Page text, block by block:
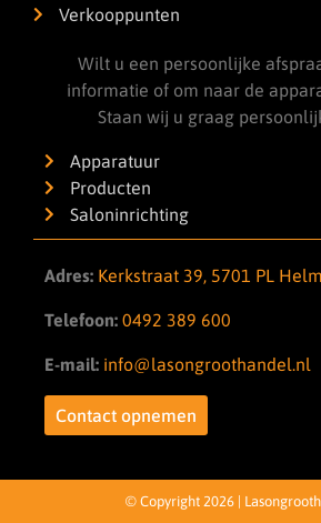
Verkooppunten
Wilt u een persoonlijke
informatie of om naar de
Staan wij u graag
Apparatuur
Producten
Saloninrichting
Adres: Kerkstraat 39, 5701 PL
Telefoon: 0492 389 600
E-mail: info@lasongroothandel.nl
Contact opnemen
© Copyright 2026 |